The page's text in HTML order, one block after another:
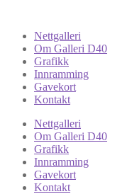
Nettgalleri
Om Galleri D40
Grafikk
Innramming
Gavekort
Kontakt
Nettgalleri
Om Galleri D40
Grafikk
Innramming
Gavekort
Kontakt